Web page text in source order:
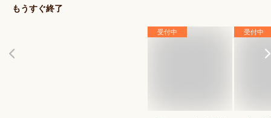
もうすぐ終了
受付中 受付中